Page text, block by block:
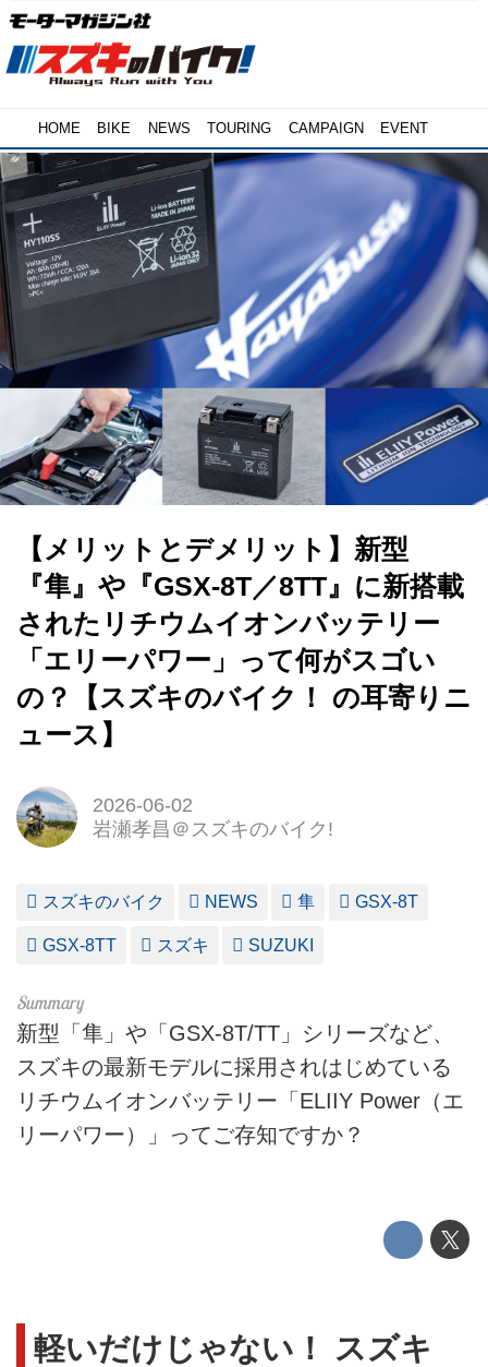
HOME BIKE NEWS TOURING CAMPAIGN EVENT
【メリットとデメリット】新型
『隼』や『GSX-8T／8TT』に新搭載
されたリチウムイオンバッテリー
「エリーパワー」って何がスゴい
の？【スズキのバイク！ の耳寄りニ
ュース】
2026-06-02
岩瀬孝昌＠スズキのバイク!
スズキのバイク NEWS 隼 GSX-8T
GSX-8TT スズキ SUZUKI
新型「隼」や「GSX-8T/TT」シリーズなど、
スズキの最新モデルに採用されはじめている
リチウムイオンバッテリー「ELIIY Power（エ
リーパワー）」ってご存知ですか？
軽いだけじゃない！ スズキ